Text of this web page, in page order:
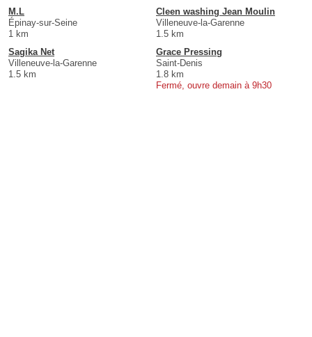
M.L
Épinay-sur-Seine
1 km
Cleen washing Jean Moulin
Villeneuve-la-Garenne
1.5 km
Sagika Net
Villeneuve-la-Garenne
1.5 km
Grace Pressing
Saint-Denis
1.8 km
Fermé, ouvre demain à 9h30